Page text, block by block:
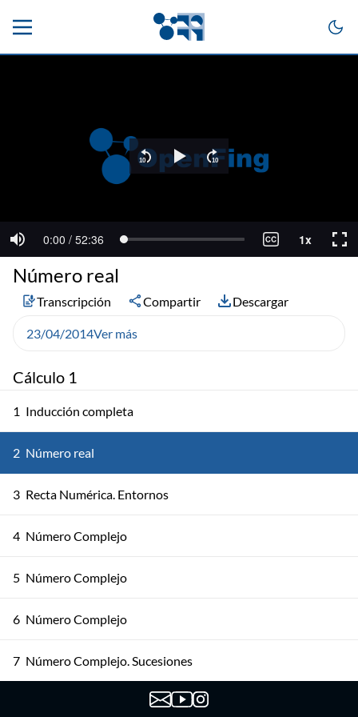
Cálculo 1
1 Inducción completa
2 Número real
3 Recta Numérica. Entornos
4 Número Complejo
5 Número Complejo
6 Número Complejo
7 Número Complejo. Sucesiones
Número real
Transcripción Compartir Descargar
23/04/2014Ver más